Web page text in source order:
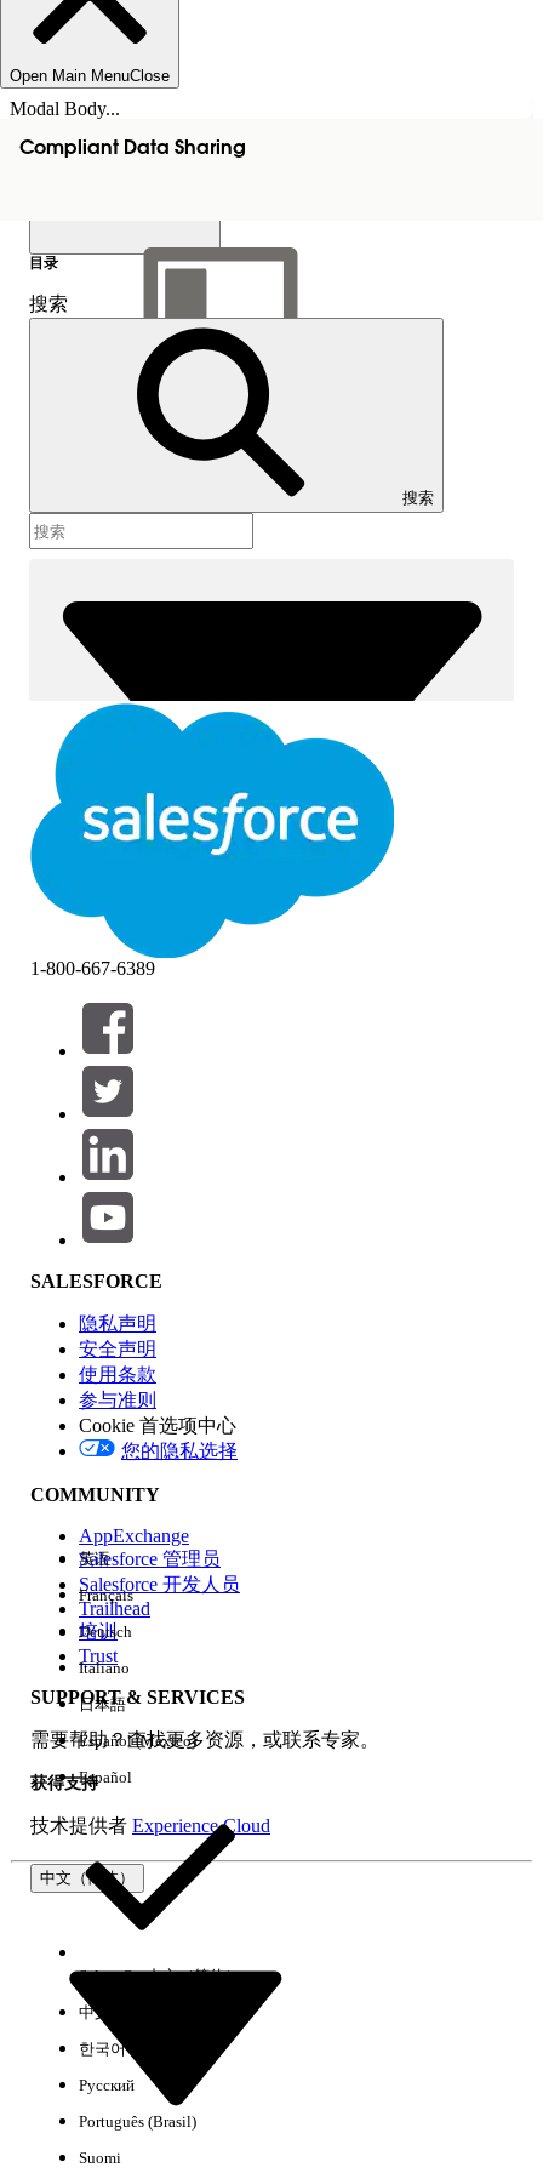
Open Main MenuClose
Modal Body...
Compliant Data Sharing
显示目录
目录
搜索
搜索
筛选器 (0)
选择筛选器
产品区域
功能影响
版本
体验
以下是一些搜索提示
1-800-667-6389
SALESFORCE
隐私声明
安全声明
使用条款
参与准则
Cookie 首选项中心
您的隐私选择
COMMUNITY
AppExchange
Salesforce 管理员
Salesforce 开发人员
Trailhead
培训
Trust
SUPPORT & SERVICES
需要帮助？查找更多资源，或联系专家。
获得支持
技术提供者 Experience Cloud
中文（简体）
英语
Français
Deutsch
Italiano
日本語
Español (México)
Español
Select Org中文（简体）
中文（繁体）
한국어
Русский
Português (Brasil)
Suomi